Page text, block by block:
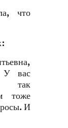
что
У вас
так
тоже
И